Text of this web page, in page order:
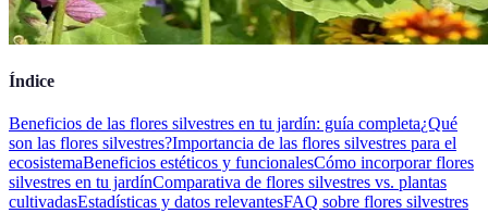
Índice
Beneficios de las flores silvestres en tu jardín: guía completa¿Qué
son las flores silvestres?Importancia de las flores silvestres para el
ecosistemaBeneficios estéticos y funcionalesCómo incorporar flores
silvestres en tu jardínComparativa de flores silvestres vs. plantas
cultivadasEstadísticas y datos relevantesFAQ sobre flores silvestres